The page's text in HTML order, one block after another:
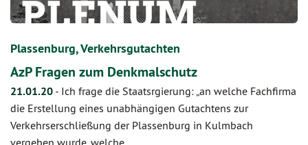
Plassenburg, Verkehrsgutachten
AzP Fragen zum Denkmalschutz
21.01.20 - Ich frage die Staatsrgierung: „an welche Fachfirma
die Erstellung eines unabhängigen Gutachtens zur
Verkehrserschließung der Plassenburg in Kulmbach
vergeben wurde, welche…